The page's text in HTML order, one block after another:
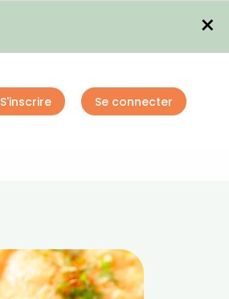
×
S'inscrire Se connecter